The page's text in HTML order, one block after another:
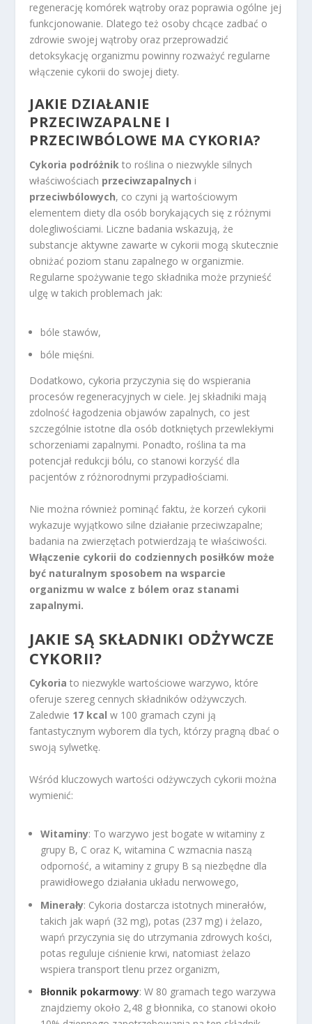
regenerację komórek wątroby oraz poprawia ogólne jej
funkcjonowanie. Dlatego też osoby chcące zadbać o
zdrowie swojej wątroby oraz przeprowadzić
detoksykację organizmu powinny rozważyć regularne
włączenie cykorii do swojej diety.
JAKIE DZIAŁANIE
PRZECIWZAPALNE I
PRZECIWBÓLOWE MA CYKORIA?
Cykoria podróżnik to roślina o niezwykle silnych
właściwościach przeciwzapalnych i
przeciwbólowych, co czyni ją wartościowym
elementem diety dla osób borykających się z różnymi
dolegliwościami. Liczne badania wskazują, że
substancje aktywne zawarte w cykorii mogą skutecznie
obniżać poziom stanu zapalnego w organizmie.
Regularne spożywanie tego składnika może przynieść
ulgę w takich problemach jak:
bóle stawów,
bóle mięśni.
Dodatkowo, cykoria przyczynia się do wspierania
procesów regeneracyjnych w ciele. Jej składniki mają
zdolność łagodzenia objawów zapalnych, co jest
szczególnie istotne dla osób dotkniętych przewlekłymi
schorzeniami zapalnymi. Ponadto, roślina ta ma
potencjał redukcji bólu, co stanowi korzyść dla
pacjentów z różnorodnymi przypadłościami.
Nie można również pominąć faktu, że korzeń cykorii
wykazuje wyjątkowo silne działanie przeciwzapalne;
badania na zwierzętach potwierdzają te właściwości.
Włączenie cykorii do codziennych posiłków może
być naturalnym sposobem na wsparcie
organizmu w walce z bólem oraz stanami
zapalnymi.
JAKIE SĄ SKŁADNIKI ODŻYWCZE
CYKORII?
Cykoria to niezwykle wartościowe warzywo, które
oferuje szereg cennych składników odżywczych.
Zaledwie 17 kcal w 100 gramach czyni ją
fantastycznym wyborem dla tych, którzy pragną dbać o
swoją sylwetkę.
Wśród kluczowych wartości odżywczych cykorii można
wymienić:
Witaminy: To warzywo jest bogate w witaminy z
grupy B, C oraz K, witamina C wzmacnia naszą
odporność, a witaminy z grupy B są niezbędne dla
prawidłowego działania układu nerwowego,
Minerały: Cykoria dostarcza istotnych minerałów,
takich jak wapń (32 mg), potas (237 mg) i żelazo,
wapń przyczynia się do utrzymania zdrowych kości,
potas reguluje ciśnienie krwi, natomiast żelazo
wspiera transport tlenu przez organizm,
Błonnik pokarmowy: W 80 gramach tego warzywa
znajdziemy około 2,48 g błonnika, co stanowi około